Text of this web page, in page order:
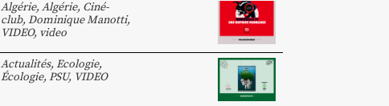
Algérie, Algérie, Ciné-
club, Dominique Manotti,
VIDEO, video
Actualités, Ecologie,
Écologie, PSU, VIDEO